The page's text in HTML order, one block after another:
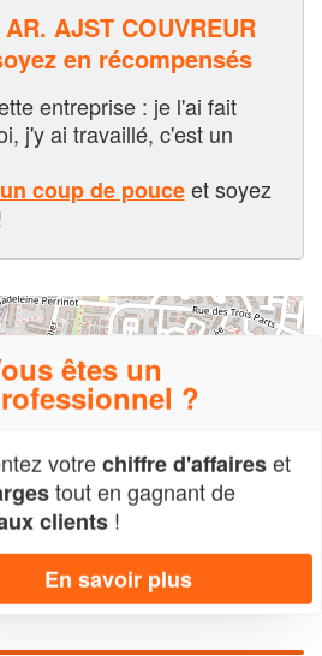
AJST COUVREUR
en récompensés
entreprise : je l'ai fait
j'y ai travaillé, c'est un
coup de pouceet soyez
data ©OpenStreetMap contributors,
êtes un
?
votrechiffre d'affaireset
tout en gagnant de
clients !
En savoir plus